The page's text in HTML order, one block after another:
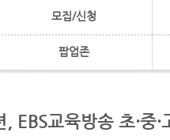
모집/신청
팝업존
교육방송 초·중